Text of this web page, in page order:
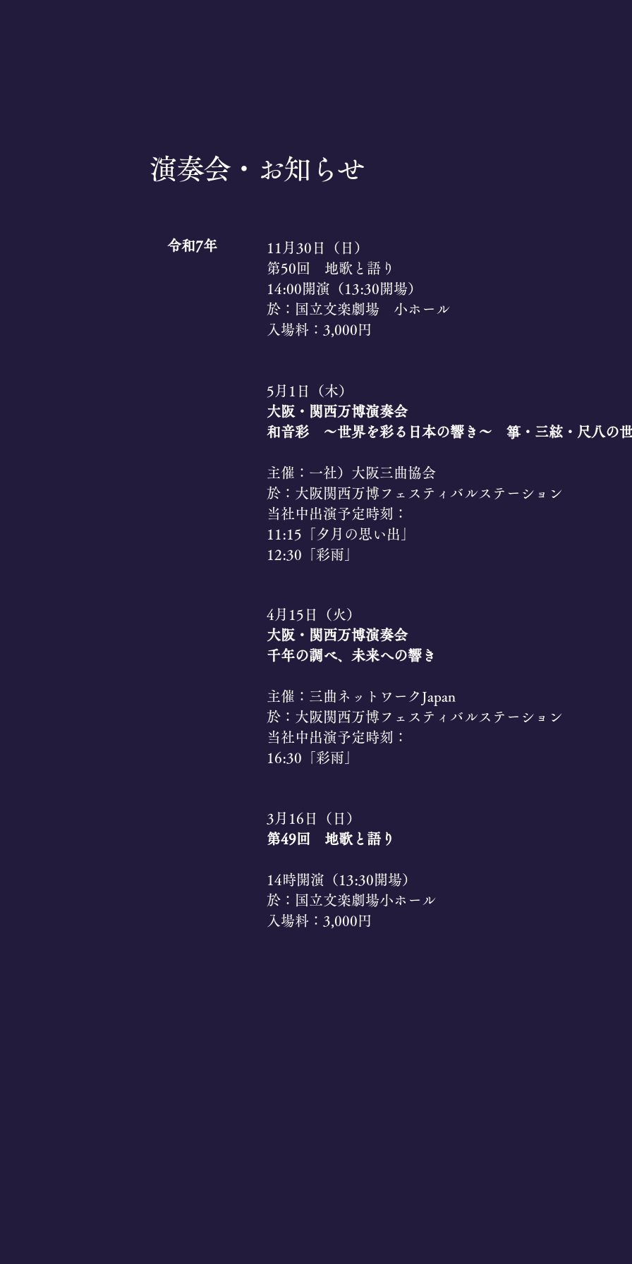
演奏会・お知らせ
令和7年
11月30日（日）
​第50回 地歌と語り
14:00開演（13:30開場）
於：国立文楽劇場 小ホール
入場料：3,000円
5月1日（木）
大阪・関西万博演奏会
和音彩 ～世界を彩る日本の響き～ 箏・三絃・尺八の
​主催：一社）大阪三曲協会​
於：大阪関西万博フェスティバルステーション
​当社中出演予定時刻：
11:15「夕月の思い出」
​12:30「彩雨」
4月15日（火）
​大阪・関西万博演奏会
千年の調べ、未来への響き
主催：三曲ネットワークJapan​
於：大阪関西万博フェスティバルステーション
​当社中出演予定時刻：
16:30「彩雨」
3月16日（日）
第49回 地歌と語り
14時開演（13:30開場）
於：国立文楽劇場小ホール
入場料：3,000円